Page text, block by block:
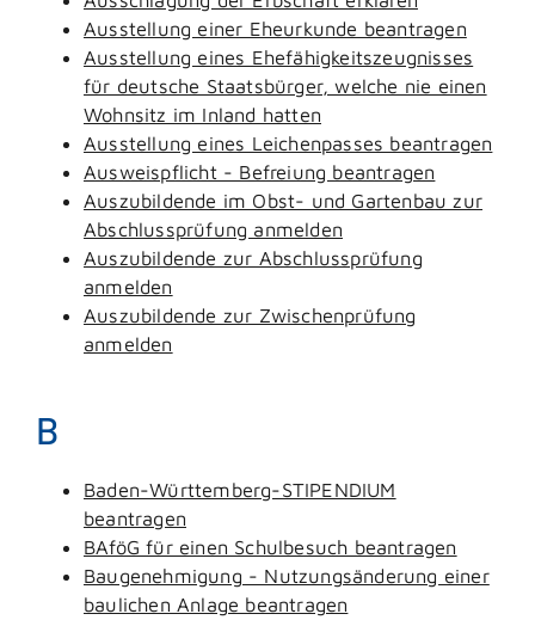
Ausstellung einer Eheurkunde beantragen
Ausstellung eines Ehefähigkeitszeugnisses
für deutsche Staatsbürger, welche nie einen
Wohnsitz im Inland hatten
Ausstellung eines Leichenpasses beantragen
Ausweispflicht - Befreiung beantragen
Auszubildende im Obst- und Gartenbau zur
Abschlussprüfung anmelden
Auszubildende zur Abschlussprüfung
anmelden
Auszubildende zur Zwischenprüfung
anmelden
B
Baden-Württemberg-STIPENDIUM
beantragen
BAföG für einen Schulbesuch beantragen
Baugenehmigung - Nutzungsänderung einer
baulichen Anlage beantragen